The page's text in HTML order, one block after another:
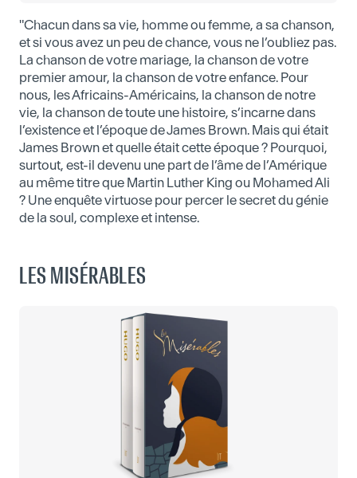
"Chacun dans sa vie, homme ou femme, a sa chanson,
et si vous avez un peu de chance, vous ne l’oubliez pas.
La chanson de votre mariage, la chanson de votre
premier amour, la chanson de votre enfance. Pour
nous, les Africains-Américains, la chanson de notre
vie, la chanson de toute une histoire, s’incarne dans
l’existence et l’époque de James Brown. Mais qui était
James Brown et quelle était cette époque ? Pourquoi,
surtout, est-il devenu une part de l’âme de l’Amérique
au même titre que Martin Luther King ou Mohamed Ali
? Une enquête virtuose pour percer le secret du génie
de la soul, complexe et intense.
LES MISÉRABLES